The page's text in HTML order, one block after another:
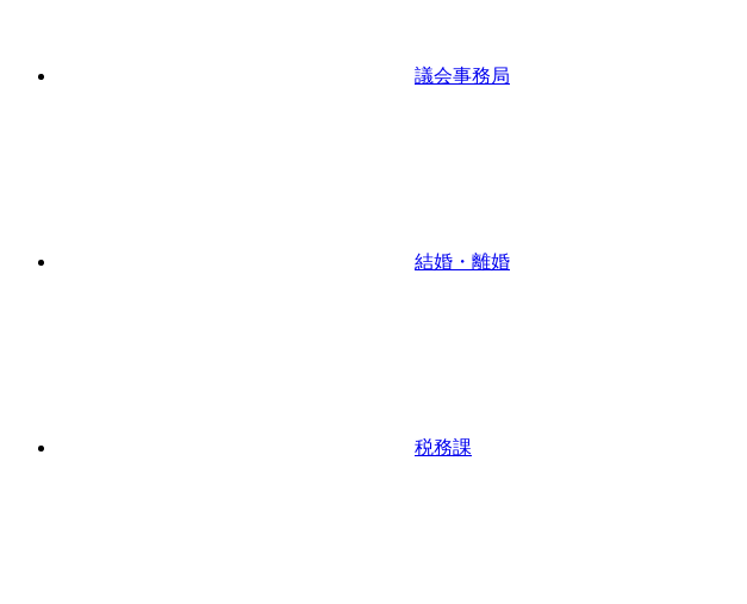
議会事務局
結婚・離婚
税務課